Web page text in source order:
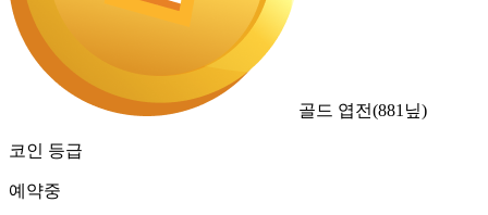
골드 엽전(881 닢)
코인 등급
예약중